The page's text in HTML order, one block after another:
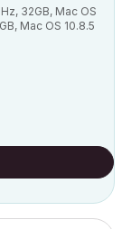
32GB, Mac OS
Mac OS 10.8.5